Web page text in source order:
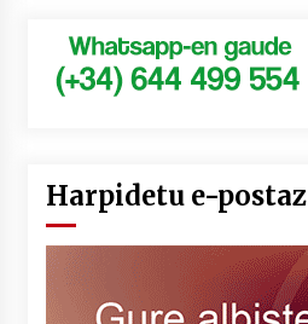
Harpidetu e-postaz